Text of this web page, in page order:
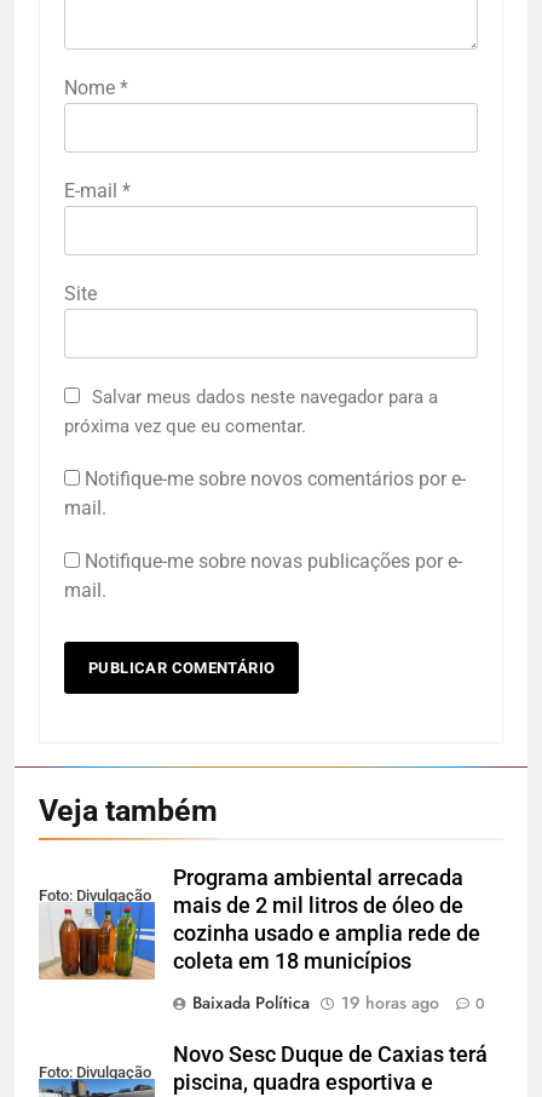
Nome *
E-mail *
Site
Salvar meus dados neste navegador para a
próxima vez que eu comentar.
Notifique-me sobre novos comentários por e-
mail.
Notifique-me sobre novas publicações por e-
mail.
Veja também
Foto: Divulgação
Programa ambiental arrecada
mais de 2 mil litros de óleo de
cozinha usado e amplia rede de
coleta em 18 municípios
Baixada Política
19 horas ago 0
Foto: Divulgação
Novo Sesc Duque de Caxias terá
piscina, quadra esportiva e